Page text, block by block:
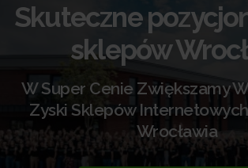
Skuteczne
sklepów
W Super Cenie Zwiększamy
Zyski Sklepów
Wrocławia